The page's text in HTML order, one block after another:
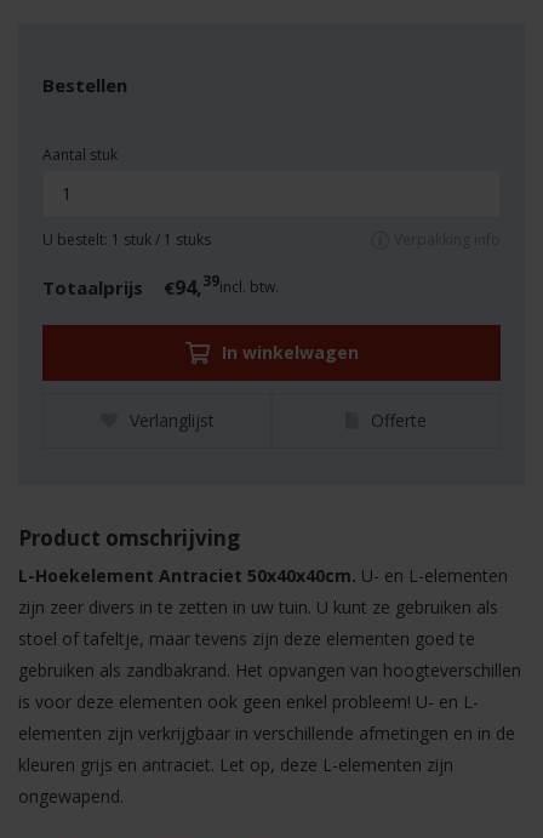
Bestellen
Aantal stuk
U bestelt: 1 stuk / 1 stuks Verpakking info
Totaalprijs €94,39incl. btw.
In winkelwagen
Verlanglijst Offerte
Product omschrijving
L-Hoekelement Antraciet 50x40x40cm​. U- en L-elementen
zijn zeer divers in te zetten in uw tuin. U kunt ze gebruiken als
stoel of tafeltje, maar tevens zijn deze elementen goed te
gebruiken als zandbakrand. Het opvangen van hoogteverschillen
is voor deze elementen ook geen enkel probleem! U- en L-
elementen zijn verkrijgbaar in verschillende afmetingen en in de
kleuren grijs en antraciet. Let op, deze L-elementen zijn
ongewapend.